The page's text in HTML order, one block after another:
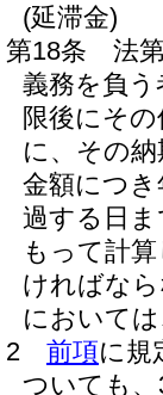
(延滞金)
第18条
法
義務を負う
限後にそ
に、その
金額につ
過する日
もって計
ければな
において
2
前項に規
ついても